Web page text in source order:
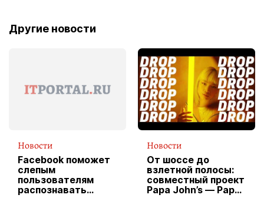
Другие новости
Новости
Facebook поможет
слепым
пользователям
распознавать
Новости
От шоссе до
взлетной полосы:
совместный проект
Papa John’s — Papa